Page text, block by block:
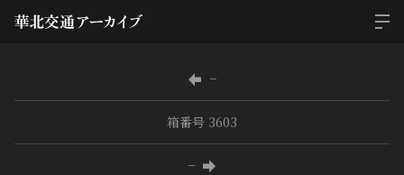
−
箱番号 3603
−